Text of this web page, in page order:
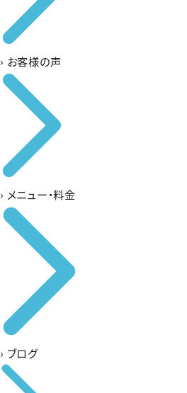
› お客様の声
› メニュー・料金
› ブログ